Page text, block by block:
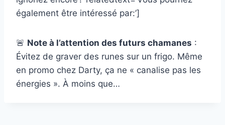
également être intéressé par:’]
🚨 Note à l’attention des futurs chamanes :
Évitez de graver des runes sur un frigo. Même
en promo chez Darty, ça ne « canalise pas les
énergies ». À moins que…